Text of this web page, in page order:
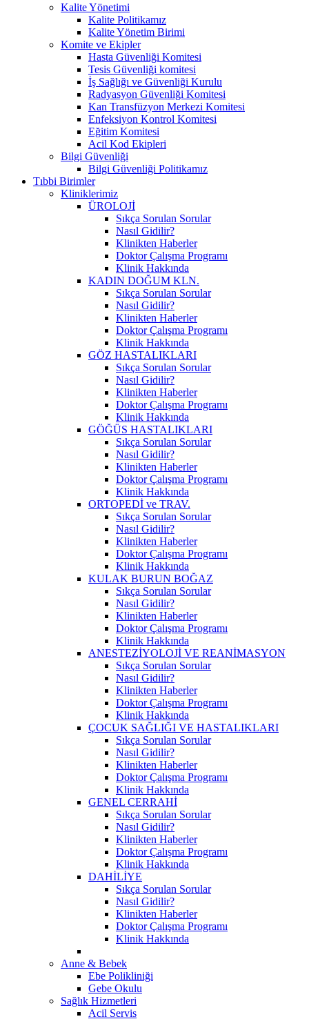
Kalite Yönetimi
Kalite Politikamız
Kalite Yönetim Birimi
Komite ve Ekipler
Hasta Güvenliği Komitesi
Tesis Güvenliği komitesi
İş Sağlığı ve Güvenliği Kurulu
Radyasyon Güvenliği Komitesi
Kan Transfüzyon Merkezi Komitesi
Enfeksiyon Kontrol Komitesi
Eğitim Komitesi
Acil Kod Ekipleri
Bilgi Güvenliği
Bilgi Güvenliği Politikamız
Tıbbi Birimler
Kliniklerimiz
ÜROLOJİ
Sıkça Sorulan Sorular
Nasıl Gidilir?
Klinikten Haberler
Doktor Çalışma Programı
Klinik Hakkında
KADIN DOĞUM KLN.
Sıkça Sorulan Sorular
Nasıl Gidilir?
Klinikten Haberler
Doktor Çalışma Programı
Klinik Hakkında
GÖZ HASTALIKLARI
Sıkça Sorulan Sorular
Nasıl Gidilir?
Klinikten Haberler
Doktor Çalışma Programı
Klinik Hakkında
GÖĞÜS HASTALIKLARI
Sıkça Sorulan Sorular
Nasıl Gidilir?
Klinikten Haberler
Doktor Çalışma Programı
Klinik Hakkında
ORTOPEDİ ve TRAV.
Sıkça Sorulan Sorular
Nasıl Gidilir?
Klinikten Haberler
Doktor Çalışma Programı
Klinik Hakkında
KULAK BURUN BOĞAZ
Sıkça Sorulan Sorular
Nasıl Gidilir?
Klinikten Haberler
Doktor Çalışma Programı
Klinik Hakkında
ANESTEZİYOLOJİ VE REANİMASYON
Sıkça Sorulan Sorular
Nasıl Gidilir?
Klinikten Haberler
Doktor Çalışma Programı
Klinik Hakkında
ÇOCUK SAĞLIĞI VE HASTALIKLARI
Sıkça Sorulan Sorular
Nasıl Gidilir?
Klinikten Haberler
Doktor Çalışma Programı
Klinik Hakkında
GENEL CERRAHİ
Sıkça Sorulan Sorular
Nasıl Gidilir?
Klinikten Haberler
Doktor Çalışma Programı
Klinik Hakkında
DAHİLİYE
Sıkça Sorulan Sorular
Nasıl Gidilir?
Klinikten Haberler
Doktor Çalışma Programı
Klinik Hakkında
Anne & Bebek
Ebe Polikliniği
Gebe Okulu
Sağlık Hizmetleri
Acil Servis